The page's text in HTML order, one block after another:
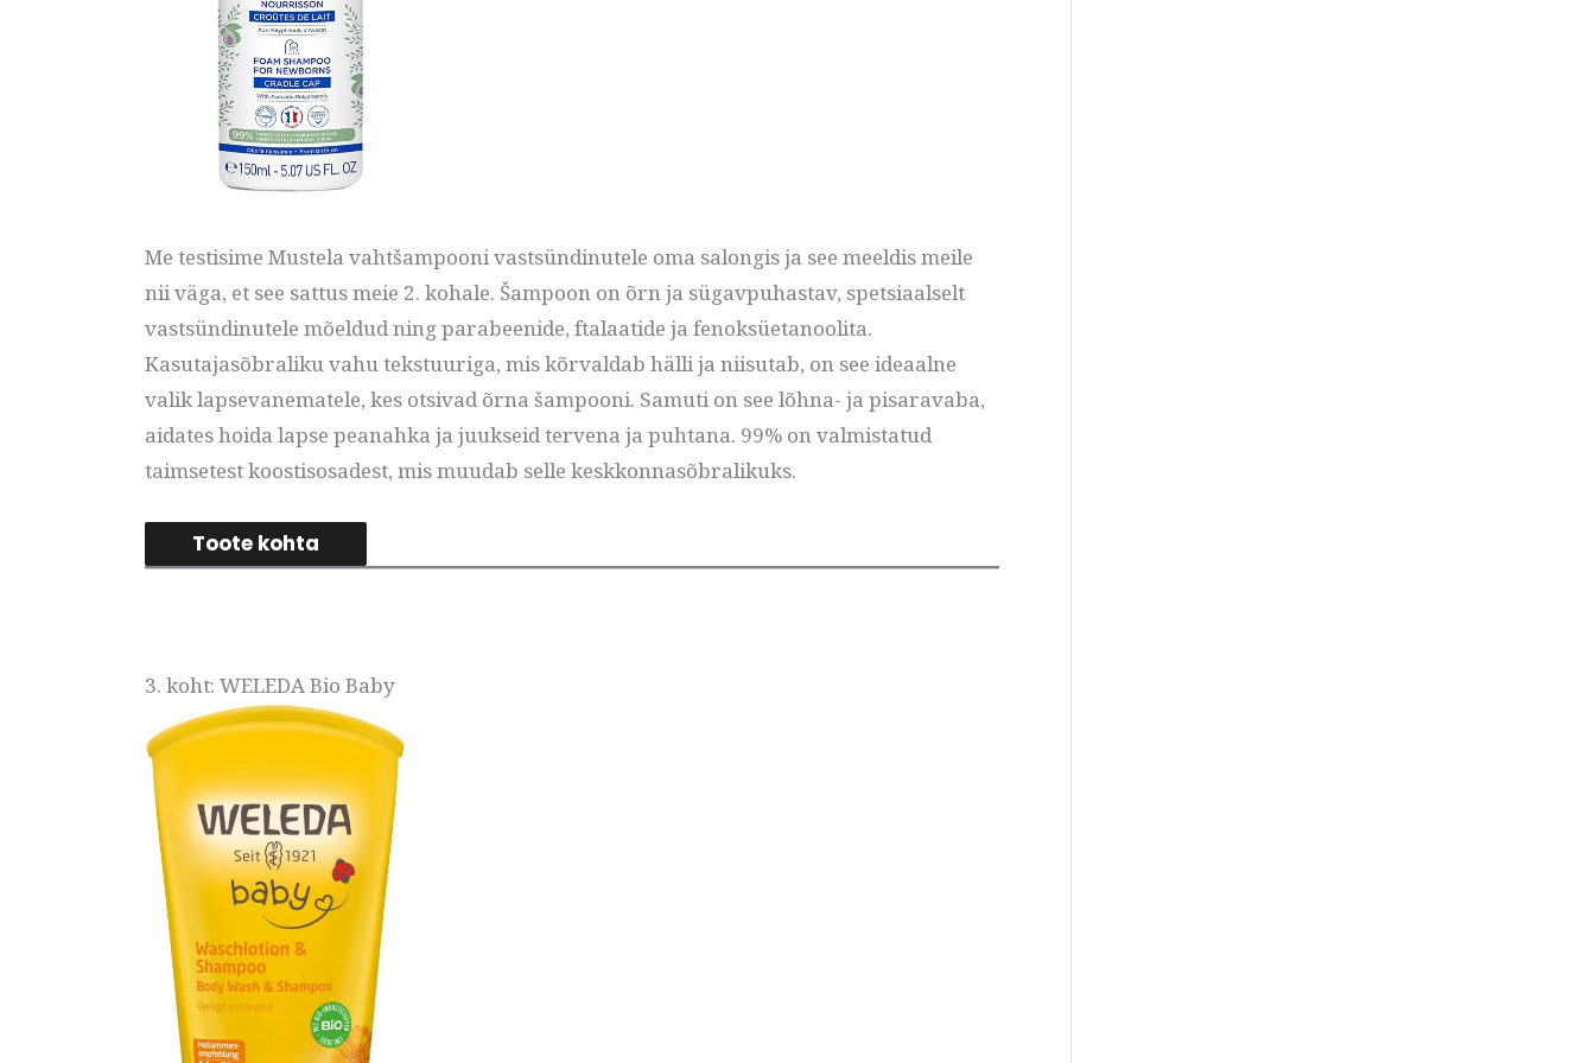
Me testisime Mustela vahtšampooni vastsündinutele oma salongis ja see meeldis meile
nii väga, et see sattus meie 2. kohale. Šampoon on õrn ja sügavpuhastav, spetsiaalselt
vastsündinutele mõeldud ning parabeenide, ftalaatide ja fenoksüetanoolita.
Kasutajasõbraliku vahu tekstuuriga, mis kõrvaldab hälli ja niisutab, on see ideaalne
valik lapsevanematele, kes otsivad õrna šampooni. Samuti on see lõhna- ja pisaravaba,
aidates hoida lapse peanahka ja juukseid tervena ja puhtana. 99% on valmistatud
taimsetest koostisosadest, mis muudab selle keskkonnasõbralikuks.
Toote kohta
3. koht: WELEDA Bio Baby